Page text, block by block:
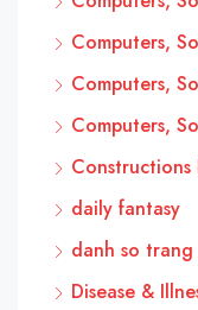
Computers,
Computers,
Computers,
Constructions
daily fantasy
danh so
Disease &